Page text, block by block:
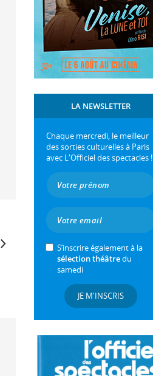
LA NEWSLETTER
Chaque mercredi, le meilleur
des sorties culturelles à Paris
avec L'Officiel des spectacles !
S’inscrire également à la
sélection théâtredu
samedi
JE M'INSCRIS